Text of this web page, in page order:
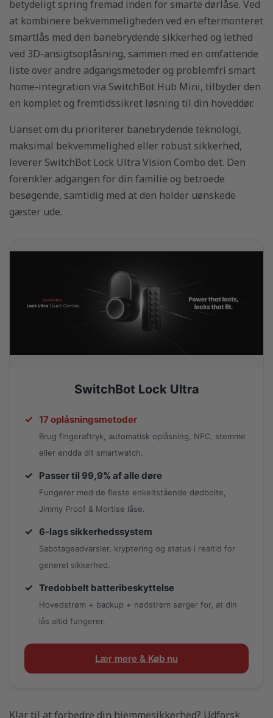
betydeligt spring fremad inden for smarte dørlåse. Ved
at kombinere bekvemmeligheden ved en eftermonteret
smartlås med den banebrydende sikkerhed og lethed
ved 3D-ansigtsoplåsning, sammen med en omfattende
liste over andre adgangsmetoder og problemfri smart
home-integration via SwitchBot Hub Mini, tilbyder den
en komplet og fremtidssikret løsning til din hoveddør.
Uanset om du prioriterer banebrydende teknologi,
maksimal bekvemmelighed eller robust sikkerhed,
leverer SwitchBot Lock Ultra Vision Combo det. Den
forenkler adgangen for din familie og betroede
besøgende, samtidig med at den holder uønskede
gæster ude.
SwitchBot Lock Ultra
✓ 17 oplåsningsmetoder
Brug fingeraftryk, automatisk oplåsning, NFC, stemme
eller endda dit smartwatch.
✓ Passer til 99,9% af alle døre
Fungerer med de fleste enkeltstående dødbolte,
Jimmy Proof & Mortise låse.
✓ 6-lags sikkerhedssystem
Sabotageadvarsler, kryptering og status i realtid for
generel sikkerhed.
✓ Tredobbelt batteribeskyttelse
Hovedstrøm + backup + nødstrøm sørger for, at din
lås altid fungerer.
Lær mere & Køb nu
Klar til at forbedre din hjemmesikkerhed? Udforsk